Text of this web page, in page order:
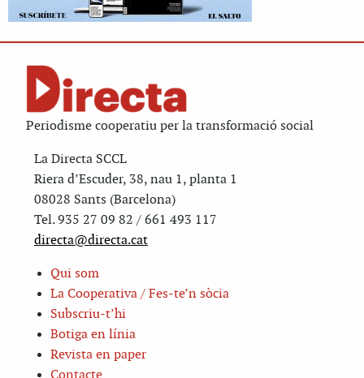
Periodisme cooperatiu per la transformació social
La Directa SCCL
Riera d’Escuder, 38, nau 1, planta 1
08028 Sants (Barcelona)
Tel. 935 27 09 82 / 661 493 117
directa@directa.cat
Qui som
La Cooperativa / Fes-te’n sòcia
Subscriu-t’hi
Botiga en línia
Revista en paper